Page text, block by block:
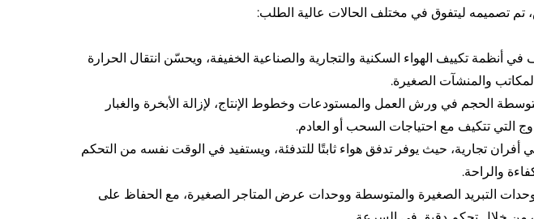
أنظمة تكييف الهواء السكنية والتجارية والصناعية الخفيفة، ويحسّن انتقال الحرارة
والمنشآت الصغيرة.
الحجم في ورش العمل والمستودعات وخطوط الإنتاج، لإزالة الأبخرة والغبار
التي تتكيف مع احتياجات السحب أو العادم.
أفران تجارية، حيث يوفر تدفق هواء ثابتًا للتدفئة، ويستفيد في الوقت نفسه من التحكم
والراحة.
التبريد الصغيرة والمتوسطة ووحدات عرض المتاجر الصغيرة، مع الحفاظ على